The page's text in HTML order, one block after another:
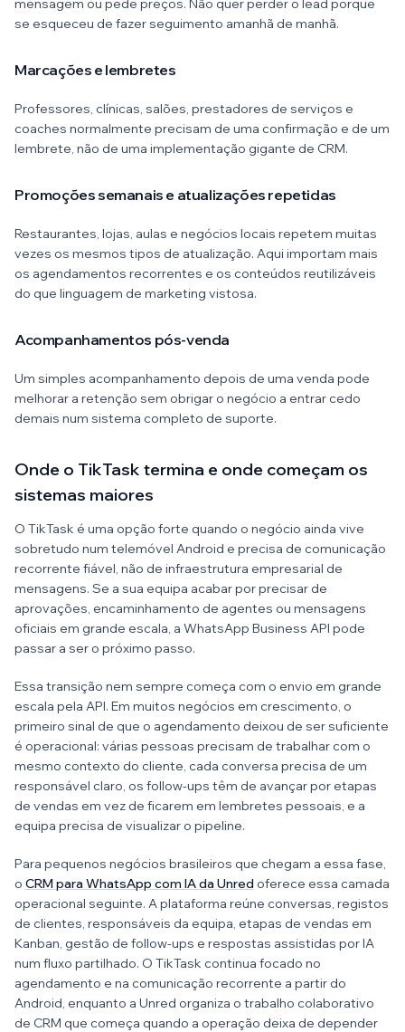
mensagem ou pede preços. Não quer perder o lead porque
se esqueceu de fazer seguimento amanhã de manhã.
Marcações e lembretes
Professores, clínicas, salões, prestadores de serviços e
coaches normalmente precisam de uma confirmação e de um
lembrete, não de uma implementação gigante de CRM.
Promoções semanais e atualizações repetidas
Restaurantes, lojas, aulas e negócios locais repetem muitas
vezes os mesmos tipos de atualização. Aqui importam mais
os agendamentos recorrentes e os conteúdos reutilizáveis
do que linguagem de marketing vistosa.
Acompanhamentos pós-venda
Um simples acompanhamento depois de uma venda pode
melhorar a retenção sem obrigar o negócio a entrar cedo
demais num sistema completo de suporte.
Onde o TikTask termina e onde começam os
sistemas maiores
O TikTask é uma opção forte quando o negócio ainda vive
sobretudo num telemóvel Android e precisa de comunicação
recorrente fiável, não de infraestrutura empresarial de
mensagens. Se a sua equipa acabar por precisar de
aprovações, encaminhamento de agentes ou mensagens
oficiais em grande escala, a WhatsApp Business API pode
passar a ser o próximo passo.
Essa transição nem sempre começa com o envio em grande
escala pela API. Em muitos negócios em crescimento, o
primeiro sinal de que o agendamento deixou de ser suficiente
é operacional: várias pessoas precisam de trabalhar com o
mesmo contexto do cliente, cada conversa precisa de um
responsável claro, os follow-ups têm de avançar por etapas
de vendas em vez de ficarem em lembretes pessoais, e a
equipa precisa de visualizar o pipeline.
Para pequenos negócios brasileiros que chegam a essa fase,
o CRM para WhatsApp com IA da Unred oferece essa camada
operacional seguinte. A plataforma reúne conversas, registos
de clientes, responsáveis da equipa, etapas de vendas em
Kanban, gestão de follow-ups e respostas assistidas por IA
num fluxo partilhado. O TikTask continua focado no
agendamento e na comunicação recorrente a partir do
Android, enquanto a Unred organiza o trabalho colaborativo
de CRM que começa quando a operação deixa de depender